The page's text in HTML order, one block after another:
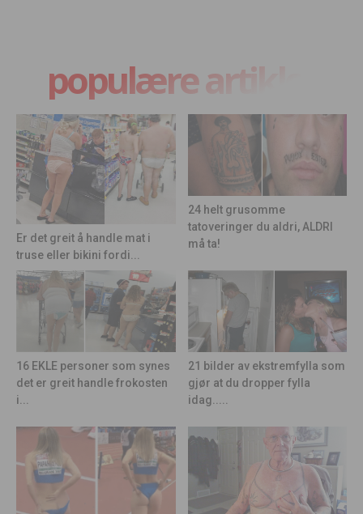
populære artikler
Er det greit å handle mat i
truse eller bikini fordi...
24 helt grusomme
tatoveringer du aldri, ALDRI
må ta!
16 EKLE personer som synes
det er greit handle frokosten
i...
21 bilder av ekstremfylla som
gjør at du dropper fylla
idag.....